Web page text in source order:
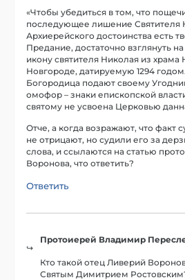
«Чтобы убедиться в том, что
последующее лишение Святителя
Архиерейского достоинства есть
Предание, достаточно взглянуть
икону святителя Николая из
Новгороде, датируемую 1294
Богородица подают своему
омофор – знаки епископской
святому не усвоена Церковью
Отче, а когда возражают, что факт
не отрицают, но судили его за
слова, и ссылаются на статью
Воронова, что ответить?
Ответить
Протоиерей Владимир
Кто такой отец Ливерий
Святым Димитрием